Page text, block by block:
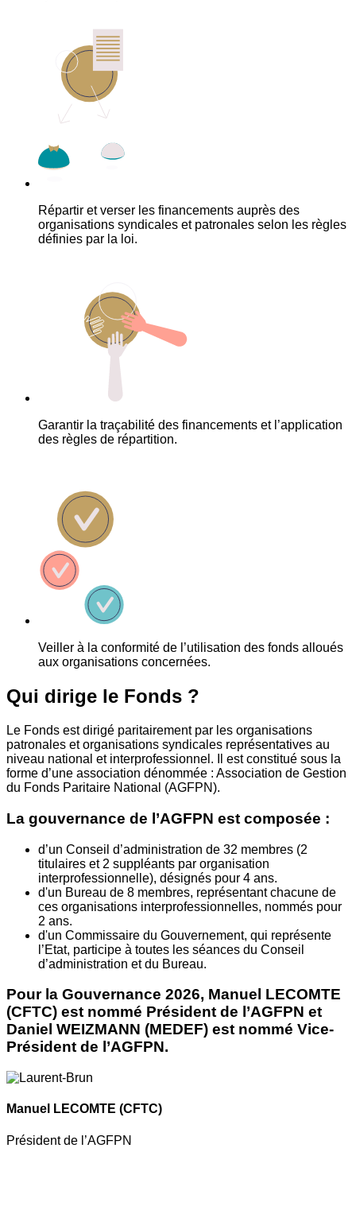
Répartir et verser les financements auprès des
organisations syndicales et patronales selon les règles
définies par la loi.
Garantir la traçabilité des financements et l’application
des règles de répartition.
Veiller à la conformité de l’utilisation des fonds alloués
aux organisations concernées.
Qui dirige le Fonds ?
Le Fonds est dirigé paritairement par les organisations
patronales et organisations syndicales représentatives au
niveau national et interprofessionnel. Il est constitué sous la
forme d’une association dénommée : Association de Gestion
du Fonds Paritaire National (AGFPN).
La gouvernance de l’AGFPN est composée :
d’un Conseil d’administration de 32 membres (2
titulaires et 2 suppléants par organisation
interprofessionnelle), désignés pour 4 ans.
d'un Bureau de 8 membres, représentant chacune de
ces organisations interprofessionnelles, nommés pour
2 ans.
d'un Commissaire du Gouvernement, qui représente
l’Etat, participe à toutes les séances du Conseil
d’administration et du Bureau.
Pour la Gouvernance 2026, Manuel LECOMTE
(CFTC) est nommé Président de l’AGFPN et
Daniel WEIZMANN (MEDEF) est nommé Vice-
Président de l’AGFPN.
Manuel LECOMTE (CFTC)
Président de l’AGFPN